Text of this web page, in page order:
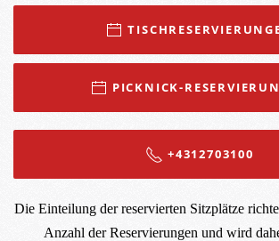
PICKNICK-
+4312703100
Die Einteilung der reservierten Sitzplätze
Anzahl der Reservierungen und wird